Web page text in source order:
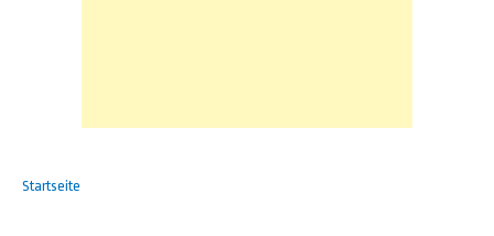
Startseite